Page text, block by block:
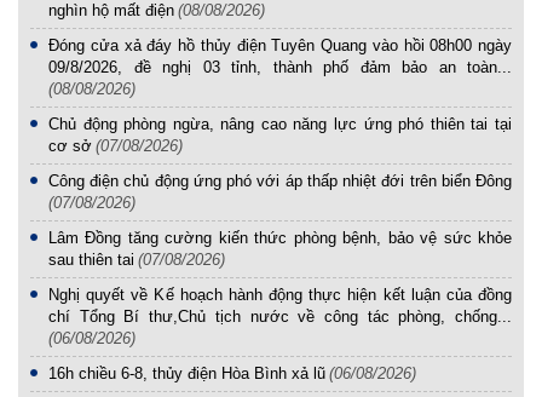
nghìn hộ mất điện (08/08/2026)
Đóng cửa xả đáy hồ thủy điện Tuyên Quang vào hồi 08h00 ngày
09/8/2026, đề nghị 03 tỉnh, thành phố đảm bảo an toàn...
(08/08/2026)
Chủ động phòng ngừa, nâng cao năng lực ứng phó thiên tai tại
cơ sở (07/08/2026)
Công điện chủ động ứng phó với áp thấp nhiệt đới trên biển Đông
(07/08/2026)
Lâm Đồng tăng cường kiến thức phòng bệnh, bảo vệ sức khỏe
sau thiên tai (07/08/2026)
Nghị quyết về Kế hoạch hành động thực hiện kết luận của đồng
chí Tổng Bí thư,Chủ tịch nước về công tác phòng, chống...
(06/08/2026)
16h chiều 6-8, thủy điện Hòa Bình xả lũ (06/08/2026)